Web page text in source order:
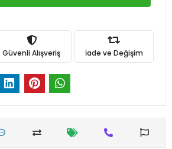
Güvenli Alışveriş İade ve Değişim